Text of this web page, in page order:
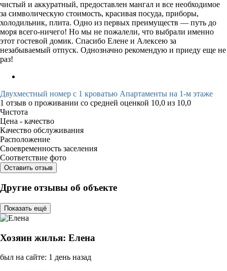
чистый и аккуратный, предоставлен мангал и все необходимое
за символическую стоимость, красивая посуда, приборы,
холодильник, плита. Одно из первых преимуществ — путь до
моря всего-ничего! Но мы не пожалели, что выбрали именно
этот гостевой домик. Спасибо Елене и Алексею за
незабываемый отпуск. Однозначно рекомендую и приеду еще не
раз!
Двухместный номер с 1 кроватью Апартаменты на 1-м этаже
1 отзыв о проживании со средней оценкой 10,0 из 10,0
Чистота
Цена - качество
Качество обслуживания
Расположение
Своевременность заселения
Соответствие фото
Оставить отзыв
Другие отзывы об объекте
Показать ещё
Хозяин жилья: Елена
был на сайте: 1 день назад